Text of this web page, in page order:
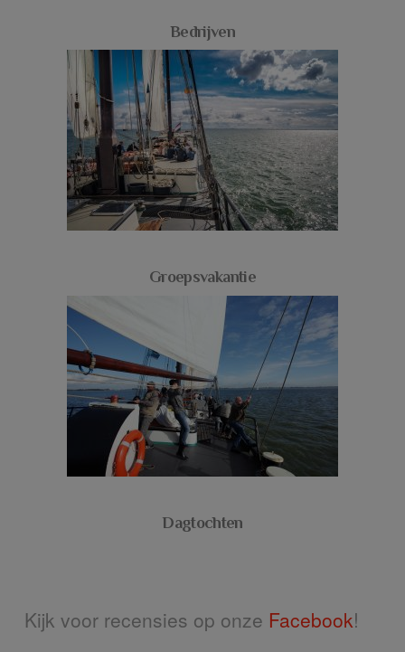
Bedrijven
Groepsvakantie
Dagtochten
Kijk voor recensies op onze Facebook!